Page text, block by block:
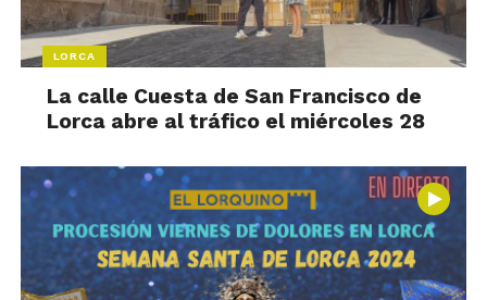
LORCA
La calle Cuesta de San Francisco de
Lorca abre al tráfico el miércoles 28